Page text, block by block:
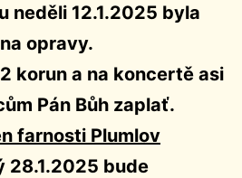
neděli 12.1.2025 byla
opravy.
korun a na koncertě asi
Pán Bůh zaplať.
farnosti Plumlov
28.1.2025 bude